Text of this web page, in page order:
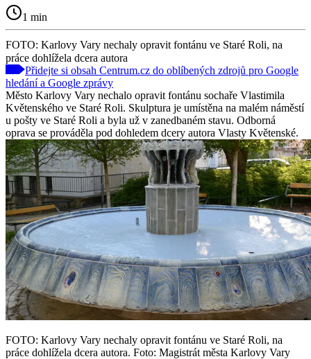
1 min
FOTO: Karlovy Vary nechaly opravit fontánu ve Staré Roli, na
práce dohlížela dcera autora
Přidejte si obsah Centrum.cz do oblíbených zdrojů pro Google
hledání a Google zprávy
Město Karlovy Vary nechalo opravit fontánu sochaře Vlastimila
Květenského ve Staré Roli. Skulptura je umístěna na malém náměstí
u pošty ve Staré Roli a byla už v zanedbaném stavu. Odborná
oprava se prováděla pod dohledem dcery autora Vlasty Květenské.
FOTO: Karlovy Vary nechaly opravit fontánu ve Staré Roli, na
práce dohlížela dcera autora. Foto: Magistrát města Karlovy Vary